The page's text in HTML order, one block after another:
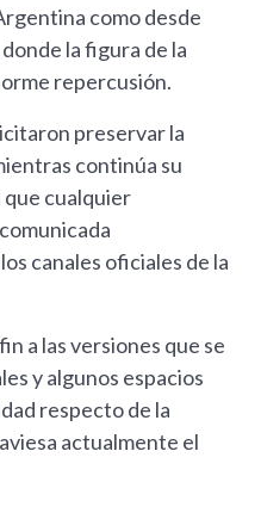
como desde
la figura de la
repercusión.
preservar la
continúa su
cualquier
canales oficiales de la
a las versiones que se
y algunos espacios
respecto de la
actualmente el